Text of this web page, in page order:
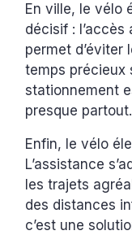
En ville, le vélo
décisif :
permet d’éviter
temps précieux
stationnement
presque partout.
Enfin, le vélo
L’assistance
les trajets
des distances
c’est une